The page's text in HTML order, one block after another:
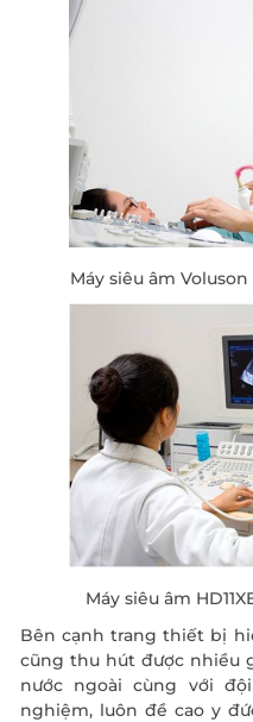
Máy siêu âm Voluson
Máy siêu âm
Bên cạnh trang thiết bị
cũng thu hút được nhiều
nước ngoài cùng với
nghiệm, luôn đề cao y